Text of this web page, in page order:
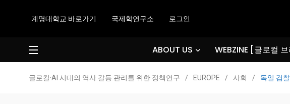
계명대학교 바로가기 국제학연구소 로그인
ABOUT US WEBZINE [글로컬
글로컬·AI 시대의 역사 갈등 관리를 위한 정책연구 / EUROPE / 사회 / 독일 검